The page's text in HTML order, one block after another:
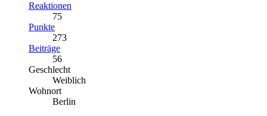
Reaktionen
75
Punkte
273
Beiträge
56
Geschlecht
Weiblich
Wohnort
Berlin